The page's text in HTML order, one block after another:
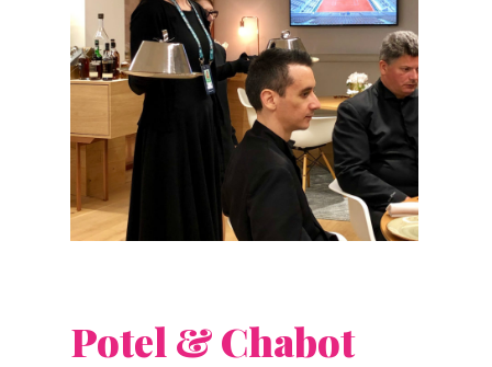
Potel & Chabot